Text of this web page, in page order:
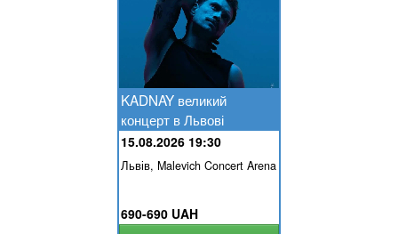
KADNAY великий
концерт в Львові
15.08.2026 19:30
Львів, Malevich Concert Arena
690-690 UAH